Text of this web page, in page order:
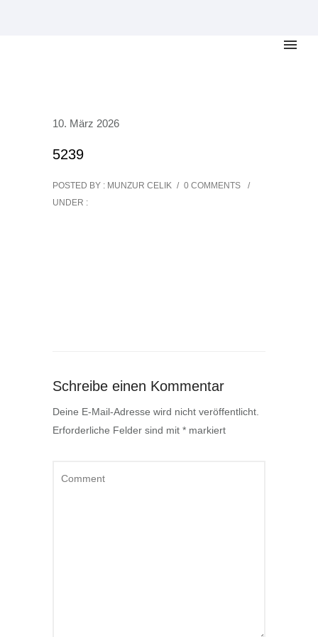
10. März 2026
5239
POSTED BY : MUNZUR CELIK / 0 COMMENTS
/
UNDER :
Schreibe einen Kommentar
Deine E-Mail-Adresse wird nicht veröffentlicht.
Erforderliche Felder sind mit * markiert